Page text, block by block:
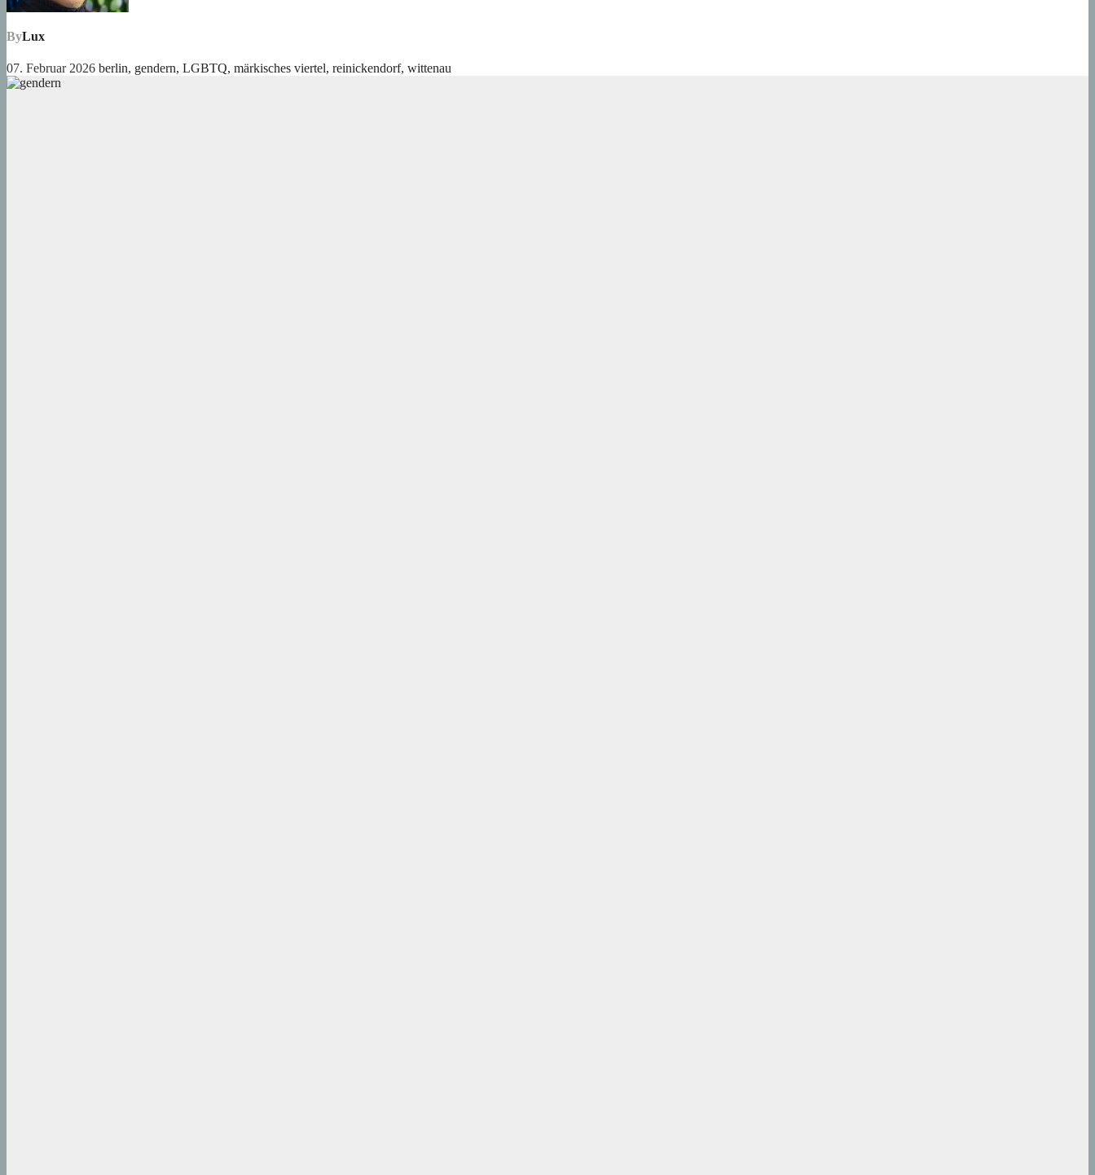
ByLux
07. Februar 2026 berlin, gendern, LGBTQ, märkisches viertel, reinickendorf, wittenau